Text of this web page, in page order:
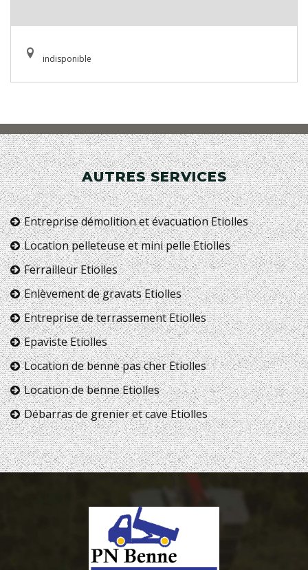
indisponible
AUTRES SERVICES
Entreprise démolition et évacuation Etiolles
Location pelleteuse et mini pelle Etiolles
Ferrailleur Etiolles
Enlèvement de gravats Etiolles
Entreprise de terrassement Etiolles
Epaviste Etiolles
Location de benne pas cher Etiolles
Location de benne Etiolles
Débarras de grenier et cave Etiolles